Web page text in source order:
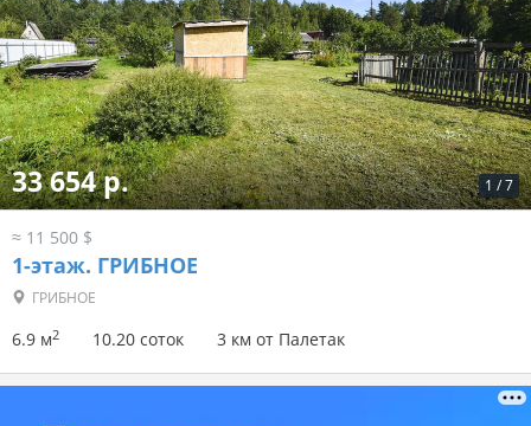
1 /7
33 654 р.
≈ 11 500 $
1-этаж. ГРИБНОЕ
ГРИБНОЕ
6.9 м2 10.20 соток 3 км от Палетак